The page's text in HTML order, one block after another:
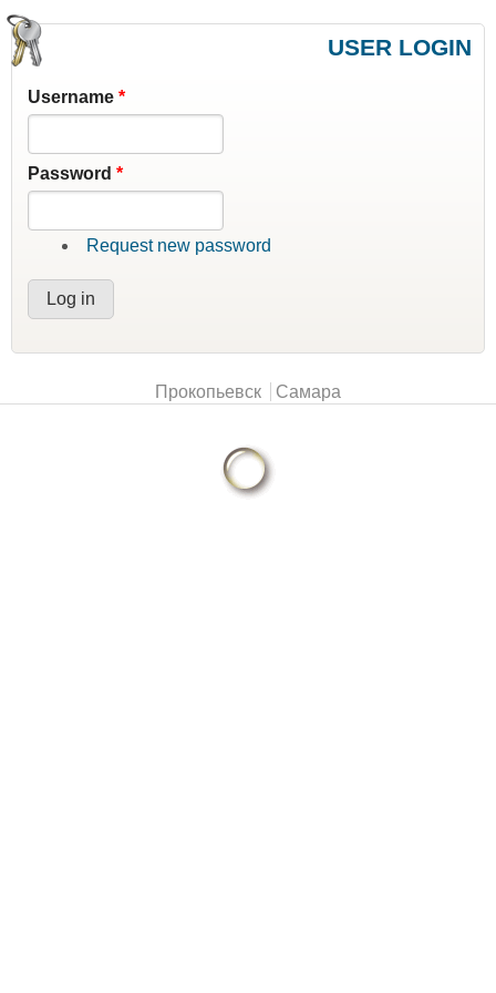
USER LOGIN
Username*
Password*
Request new password
Прокопьевск Самара